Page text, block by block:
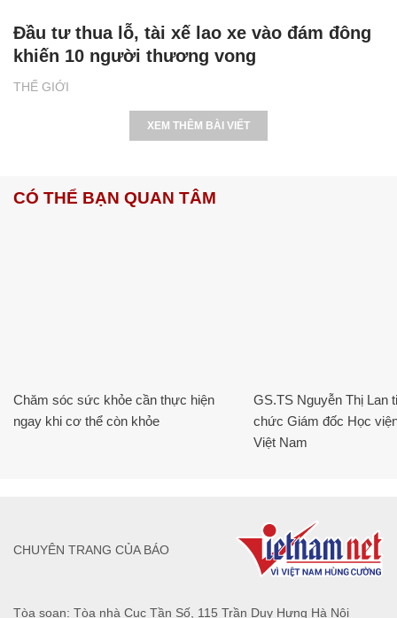
THẾ GIỚI
Đầu tư thua lỗ, tài xế lao xe vào đám đông
khiến 10 người thương vong
XEM THÊM BÀI VIẾT
CÓ THỂ BẠN QUAN TÂM
Chăm sóc sức khỏe cần thực hiện
ngay khi cơ thể còn khỏe
GS.TS Nguyễn Thị Lan
chức Giám đốc Học
Việt Nam
Tòa soạn: Tòa nhà Cục Tần Số, 115 Trần Duy Hưng Hà Nội
CHUYÊN TRANG CỦA BÁO